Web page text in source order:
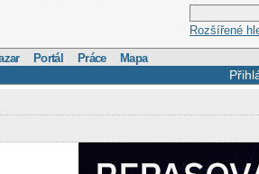
Rozšířené
Portál Práce Mapa